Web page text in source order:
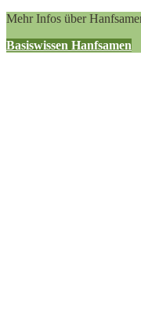
Mehr Infos über
Basiswissen Hanfsamen